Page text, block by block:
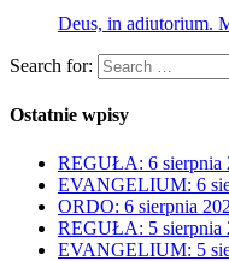
Deus, in adiutorium.
Search for:
Ostatnie wpisy
REGUŁA: 6 sierpnia
EVANGELIUM: 6
ORDO: 6 sierpnia
REGUŁA: 5 sierpnia
EVANGELIUM: 5